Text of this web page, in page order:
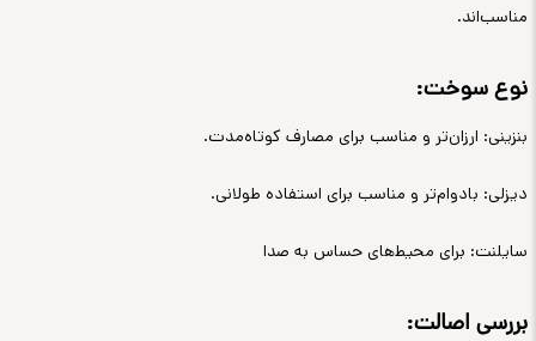
مناسب‌اند.
نوع سوخت:
بنزینی: ارزان‌تر و مناسب برای مصارف کوتاه‌مدت.
دیزلی: بادوام‌تر و مناسب برای استفاده طولانی.
سایلنت: برای محیط‌های حساس به صدا
بررسی اصالت: